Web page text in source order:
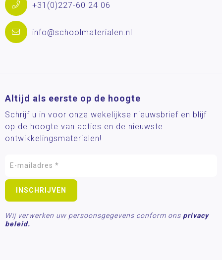
+31(0)227-60 24 06
info@schoolmaterialen.nl
Altijd als eerste op de hoogte
Schrijf u in voor onze wekelijkse nieuwsbrief en blijf
op de hoogte van acties en de nieuwste
ontwikkelingsmaterialen!
Wij verwerken uw persoonsgegevens conform ons privacy
beleid.